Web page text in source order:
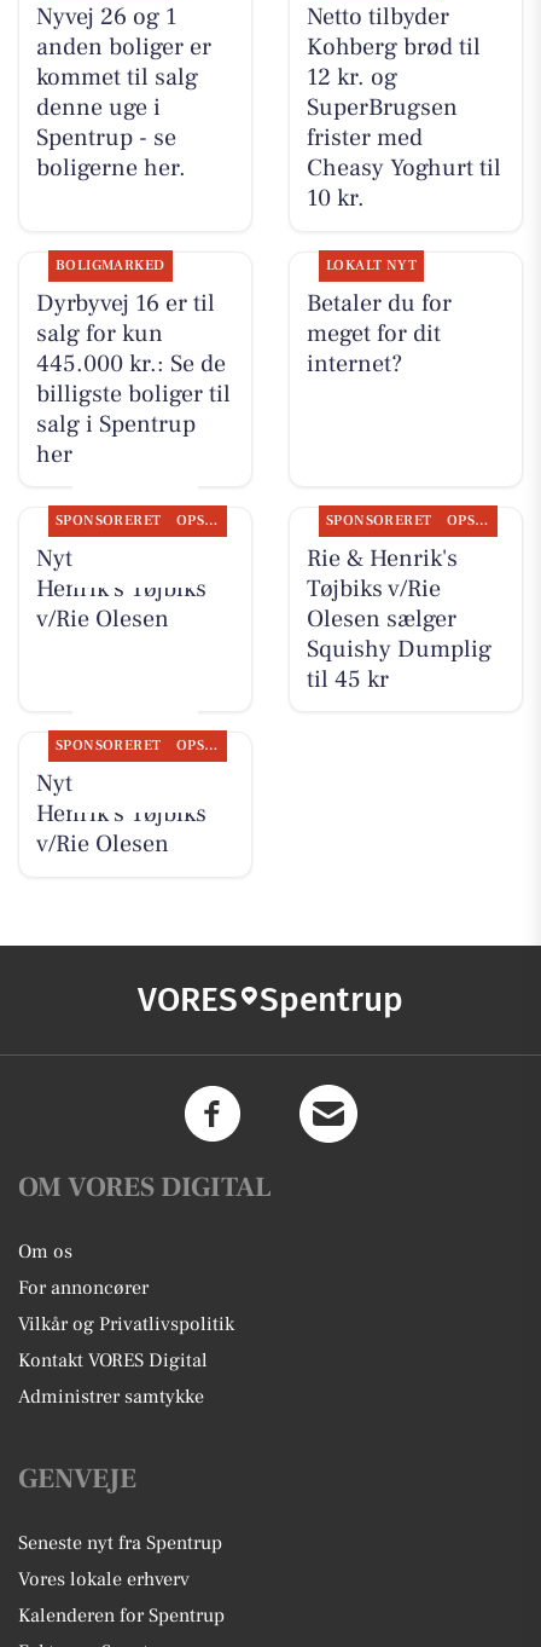
Nyvej 26 og 1
anden boliger er
kommet til salg
denne uge i
Spentrup - se
boligerne her.
Netto tilbyder
Kohberg brød til
12 kr. og
SuperBrugsen
frister med
Cheasy Yoghurt til
10 kr.
BOLIGMARKED
Dyrbyvej 16 er til
salg for kun
445.000 kr.: Se de
billigste boliger til
salg i Spentrup
her
LOKALT NYT
Betaler du for
meget for dit
internet?
SPONSORERET OPSLAGSTAVLEN
Nyt fra Rie &
Henrik's Tøjbiks
v/Rie Olesen
SPONSORERET OPSLAGSTAVLEN
Rie & Henrik's
Tøjbiks v/Rie
Olesen sælger
Squishy Dumplig
til 45 kr
SPONSORERET OPSLAGSTAVLEN
Nyt fra Rie &
Henrik's Tøjbiks
v/Rie Olesen
VORES Spentrup
OM VORES DIGITAL
Om os
For annoncører
Vilkår og Privatlivspolitik
Kontakt VORES Digital
Administrer samtykke
GENVEJE
Seneste nyt fra Spentrup
Vores lokale erhverv
Kalenderen for Spentrup